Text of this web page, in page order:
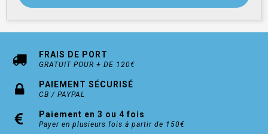
FRAIS DE PORT
GRATUIT POUR + DE 120€
PAIEMENT SÉCURISÉ
CB / PAYPAL
Paiement en 3 ou 4 fois
Payer en plusieurs fois à partir de 150€